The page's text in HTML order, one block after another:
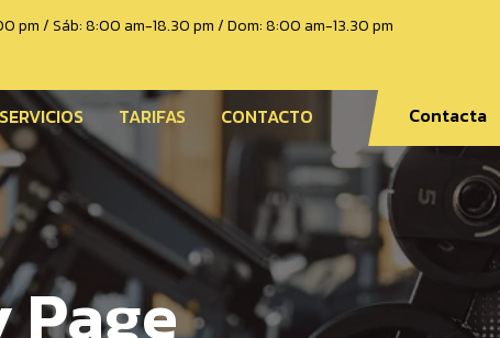
pm / Sáb: 8:00 am-18.30 pm / Dom: 8:00 am-13.30 pm
SERVICIOS TARIFAS CONTACTO Contacta